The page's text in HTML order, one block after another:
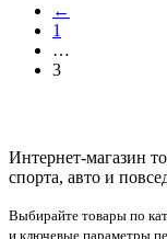
←
1
…
3
Интернет-магазин
спорта, авто и
Выбирайте товары по
и ключевые параметры